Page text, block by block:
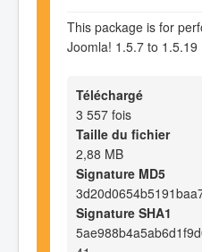
This package is for
Joomla! 1.5.7 to 1.5.19
Téléchargé
3 557 fois
Taille du fichier
2,88 MB
Signature MD5
Signature SHA1